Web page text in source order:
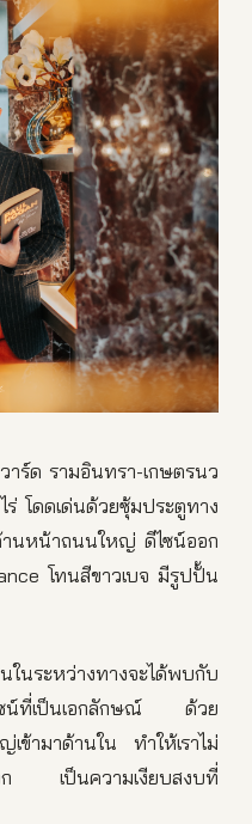
าร์ด รามอินทรา-เกษตรนว
โดดเด่นด้วยซุ้มประตูทาง
านหน้าถนนใหญ่ ดีไซน์ออก
โทนสีขาวเบจ มีรูปปั้น
ในระหว่างทางจะได้พบกับ
ไซน์ที่เป็นเอกลักษณ์ ด้วย
ข้ามาด้านใน ทำให้เราไม่
อก เป็นความเงียบสงบที่